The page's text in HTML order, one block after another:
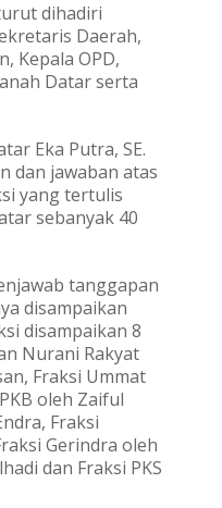
dihadiri
Daerah,
Kepala OPD,
Datar serta
Eka Putra, SE.
dan jawaban atas
yang tertulis
sebanyak 40
tanggapan
disampaikan
disampaikan 8
Nurani Rakyat
Fraksi Ummat
oleh Zaiful
Fraksi
Gerindra oleh
dan Fraksi PKS